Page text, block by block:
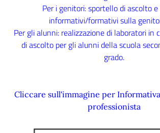
Per i genitori: sportello di ascolto e
informativi/formativi sulla
Per gli alunni: realizzazione di laboratori in
di ascolto per gli alunni della scuola
grado.
Cliccare sull'immagine per
professionista